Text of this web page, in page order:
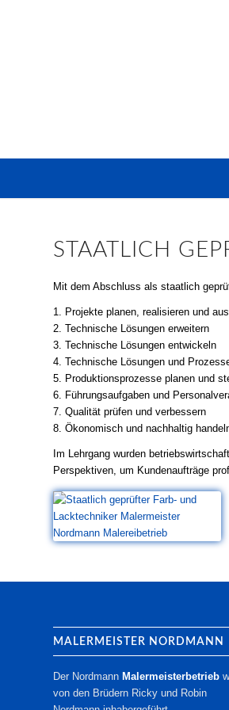
STAATLICH
Mit dem Abschluss als staatlich
1. Projekte planen, realisieren und
2. Technische Lösungen erweitern
3. Technische Lösungen entwickeln
4. Technische Lösungen und
5. Produktionsprozesse planen und
6. Führungsaufgaben und
7. Qualität prüfen und verbessern
8. Ökonomisch und nachhaltig
Im Lehrgang wurden
Perspektiven, um Kundenaufträge
MALERMEISTER NORDMANN
Der Nordmann Malermeisterbetrieb
von den Brüdern Ricky und Robin